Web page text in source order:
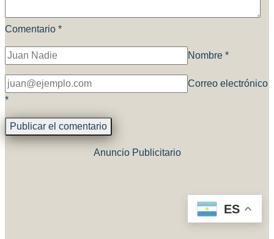
Comentario *
Nombre *
Correo electrónico
*
Anuncio Publicitario
ES